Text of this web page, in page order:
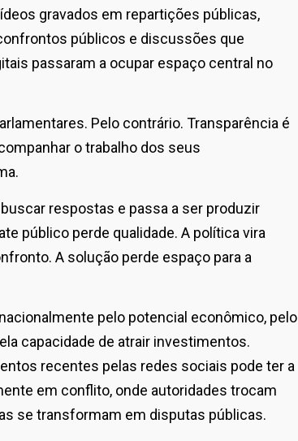
gravados em repartições públicas,
públicos e discussões que
passaram a ocupar espaço central no
Pelo contrário. Transparência é
o trabalho dos seus
respostas e passa a ser produzir
público perde qualidade. A política vira
A solução perde espaço para a
pelo potencial econômico, pelo
capacidade de atrair investimentos.
recentes pelas redes sociais pode ter a
em conflito, onde autoridades trocam
se transformam em disputas públicas.